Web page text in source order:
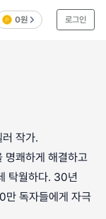
0원 로그인
작가.
명쾌하게 해결하고
탁월하다. 30년
만 독자들에게 자극